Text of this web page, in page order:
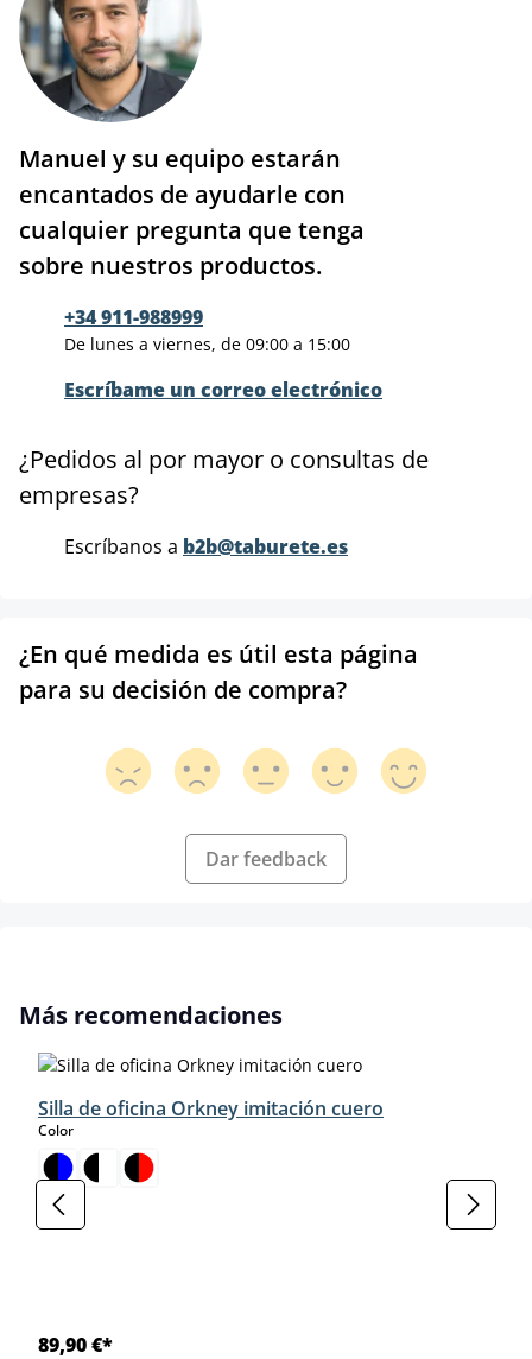
Manuel y su equipo estarán
encantados de ayudarle con
cualquier pregunta que tenga
sobre nuestros productos.
+34 911-988999
De lunes a viernes, de 09:00 a 15:00
Escríbame un correo electrónico
¿Pedidos al por mayor o consultas de
empresas?
Escríbanos a b2b@taburete.es
¿En qué medida es útil esta página
para su decisión de compra?
Dar feedback
Omitir la galería de productos
Más recomendaciones
Silla de oficina Orkney imitación cuero
Colorselect
89,90 €*